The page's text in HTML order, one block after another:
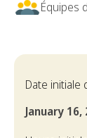
Équipes
Date initiale
January 16,